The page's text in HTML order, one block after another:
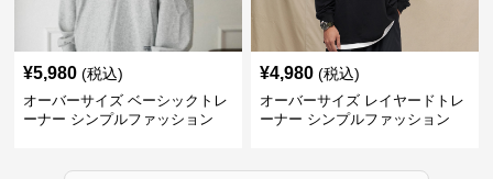
¥5,980 (税込)
オーバーサイズ ベーシックトレ
ーナー シンプルファッション
¥4,980 (税込)
オーバーサイズ レイヤードトレ
ーナー シンプルファッション